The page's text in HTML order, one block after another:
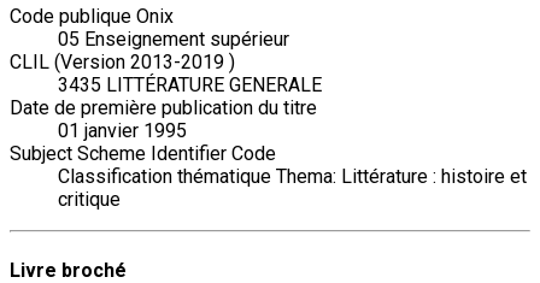
Code publique Onix
05 Enseignement supérieur
CLIL (Version 2013-2019 )
3435 LITTÉRATURE GENERALE
Date de première publication du titre
01 janvier 1995
Subject Scheme Identifier Code
Classification thématique Thema: Littérature : histoire et
critique
Livre broché